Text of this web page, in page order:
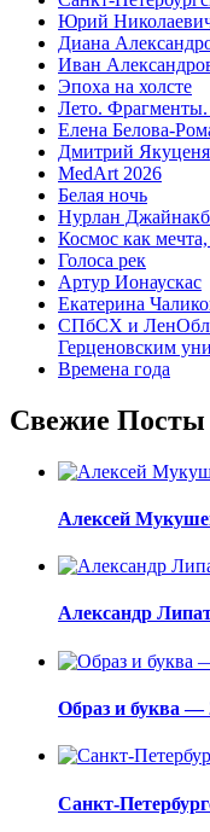
Юрий
Диана
Иван
Эпоха на холсте
Лето.
Елена Белова-
Дмитрий Якуценя
MedArt 2026
Белая ночь
Нурлан
Космос как
Голоса рек
Артур Ионаускас
Екатерина
СПбСХ и
Герценовским
Времена года
Свежие Посты
Алексей
Александр
Образ и буква —
Санкт-